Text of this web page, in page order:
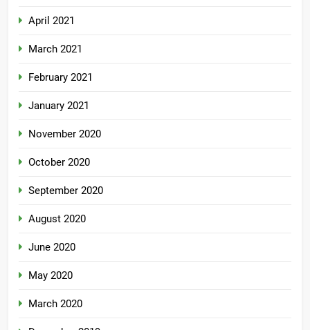
April 2021
March 2021
February 2021
January 2021
November 2020
October 2020
September 2020
August 2020
June 2020
May 2020
March 2020